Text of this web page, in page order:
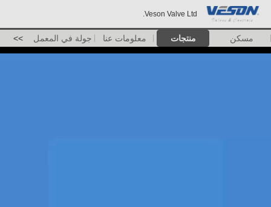
Veson Valve Ltd.
مسكن منتجات معلومات عنا جولة في المعمل >>